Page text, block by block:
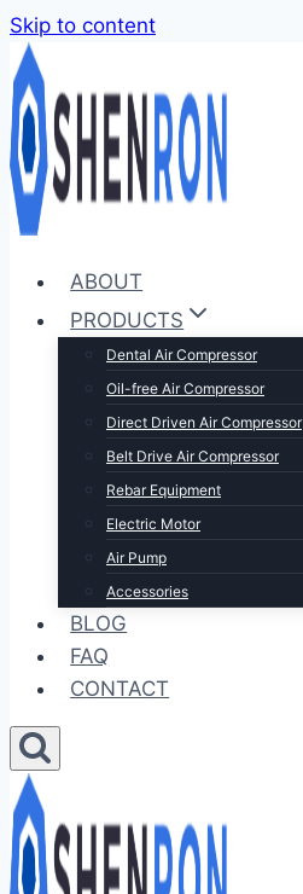
Skip to content
ABOUT
PRODUCTS
Dental Air Compressor
Oil-free Air Compressor
Direct Driven Air Compressor
Belt Drive Air Compressor
Rebar Equipment
Electric Motor
Air Pump
Accessories
BLOG
FAQ
CONTACT